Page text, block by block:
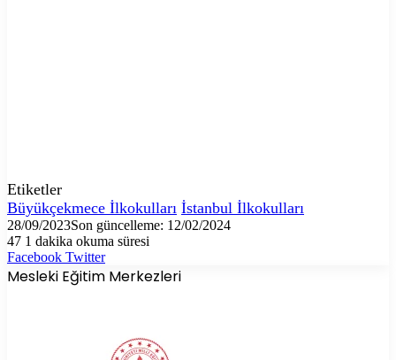
Etiketler
Büyükçekmece İlkokulları İstanbul İlkokulları
28/09/2023Son güncelleme: 12/02/2024
47 1 dakika okuma süresi
Facebook TwitterLinkedIn
Tumblr
Pinterest
Reddit
VKontakte
E-
Posta
Yazdır
Mesleki Eğitim Merkezleri